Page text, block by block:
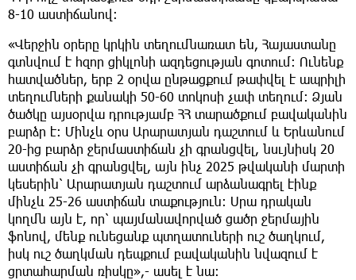
8-10 աստիճանով:
«Վերջին օրերը կրկին տեղումնառատ են, Հայաստանը
գտնվում է հզոր ցիկլոնի ազդեցության գոտում: Ունենք
հատվածներ, երբ 2 օրվա ընթացքում թափվել է ապրիլի
տեղումների քանակի 50-60 տոկոսի չափ տեղում: Ձյան
ծածկը այսօրվա դրությամբ ՀՀ տարածքում բավականին
բարձր է: Մինչև օրս Արարատյան դաշտում և Երևանում
20-ից բարձր ջերմաստիճան չի գրանցվել, նսւյնիսկ 20
աստիճան չի գրանցվել, այն ինչ 2025 թվականի մարտի
կեսերին՝ Արարատյան դաշտում արձանագրել էինք
մինչև 25-26 աստիճան տաքություն: Սրա դրական
կողմն այն է, որ՝ պայմանավորված ցածր ջերմային
ֆոնով, մենք ունեցանք պտղատուների ուշ ծաղկում,
իսկ ուշ ծաղկման դեպքում բավականին նվազում է
ցրտահարման ռիսկը»,- ասել է նա: